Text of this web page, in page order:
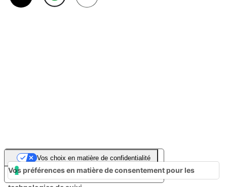
Notification lors de la collecte
Vos choix en matière de confidentialité
Vos préférences en matière de consentement pour les